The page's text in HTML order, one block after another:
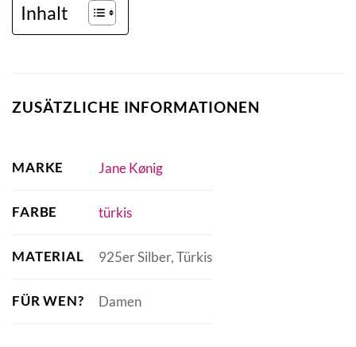
Inhalt
ZUSÄTZLICHE INFORMATIONEN
MARKE Jane Kønig
FARBE türkis
MATERIAL 925er Silber, Türkis
FÜR WEN? Damen